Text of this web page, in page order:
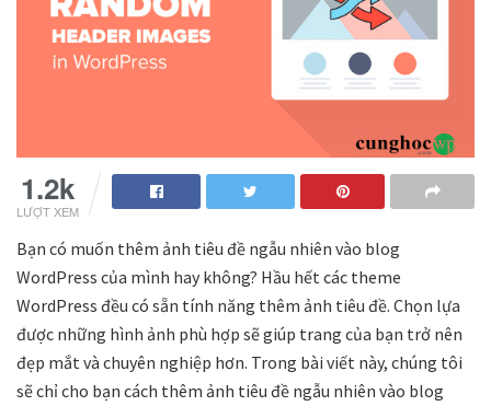
1.2k
LƯỢT XEM
Bạn có muốn thêm ảnh tiêu đề ngẫu nhiên vào blog
WordPress của mình hay không? Hầu hết các theme
WordPress đều có sẵn tính năng thêm ảnh tiêu đề. Chọn lựa
được những hình ảnh phù hợp sẽ giúp trang của bạn trở nên
đẹp mắt và chuyên nghiệp hơn. Trong bài viết này, chúng tôi
sẽ chỉ cho bạn cách thêm ảnh tiêu đề ngẫu nhiên vào blog